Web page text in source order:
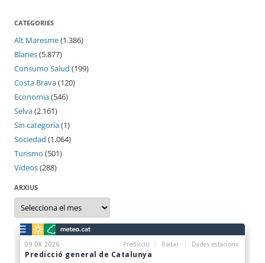
CATEGORIES
Alt Maresme(1.386)
Blanes(5.877)
Consumo Salud (199)
Costa Brava(120)
Economia(546)
Selva(2.161)
Sin categoría(1)
Sociedad (1.064)
Turismo (501)
Vídeos(288)
ARXIUS
Arxius